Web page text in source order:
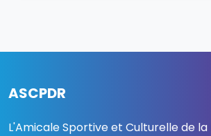
ASCPDR
L'Amicale Sportive et Culturelle de